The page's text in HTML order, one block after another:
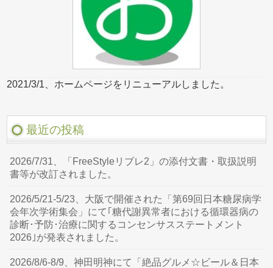
2021/3/1、ホームページをリニューアルしました。
最近の投稿
2026/7/31、「FreeStyleリブレ2」の添付文書・取扱説明
書等が改訂されました。
2026/5/21-5/23、大阪で開催された「第69回日本糖尿病学
会年次学術集会」にて｢糖代謝異常者における循環器病の
診断･予防･治療に関するコンセンサスステートメント
2026｣が発表されました。
2026/8/6-8/9、神田明神にて「絶品グルメ☆ビール＆日本